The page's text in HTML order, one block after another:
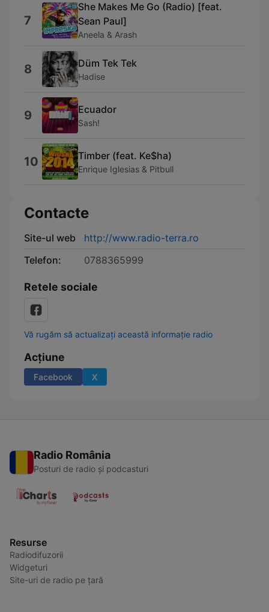
7
She Makes Me Go (Radio) [feat.
Sean Paul]
Aneela & Arash
8 Düm Tek Tek
Hadise
9 Ecuador
Sash!
10 Timber (feat. Ke$ha)
Enrique Iglesias & Pitbull
Contacte
Site-ul web
http://www.radio-terra.ro
Telefon:
0788365999
Retele sociale
Vă rugăm să actualizați această informație radio
Acțiune
Facebook X
Radio România
Posturi de radio și podcasturi
Resurse
Radiodifuzorii
Widgeturi
Site-uri de radio pe țară